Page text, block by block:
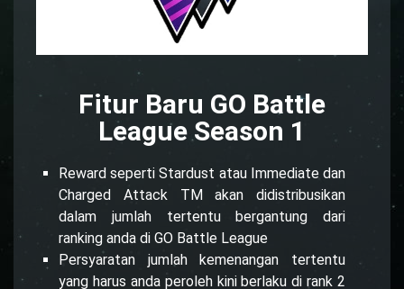
Fitur Baru GO Battle
League Season 1
Reward seperti Stardust atau Immediate dan
Charged Attack TM akan didistribusikan
dalam jumlah tertentu bergantung dari
ranking anda di GO Battle League
Persyaratan jumlah kemenangan tertentu
yang harus anda peroleh kini berlaku di rank 2